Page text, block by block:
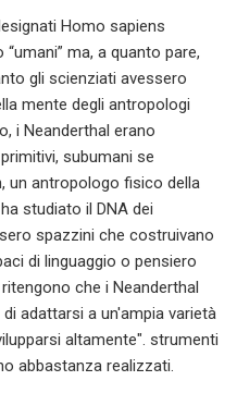
Homo sapiens
ma, a quanto pare,
gli scienziati avessero
mente degli antropologi
i Neanderthal erano
subumani se
un antropologo fisico della
studiato il DNA dei
spazzini che costruivano
di linguaggio o pensiero
che i Neanderthal
adattarsi a un'ampia varietà
altamente". strumenti
abbastanza realizzati.